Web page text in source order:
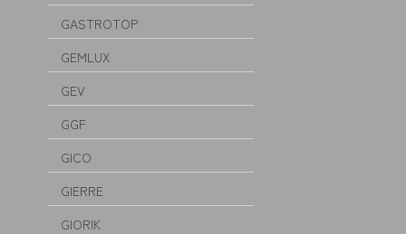
GASTROTOP
GEMLUX
GEV
GGF
GICO
GIERRE
GIORIK